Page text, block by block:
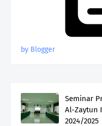
by Blogger
Seminar
Al-Zaytun
2024/2025